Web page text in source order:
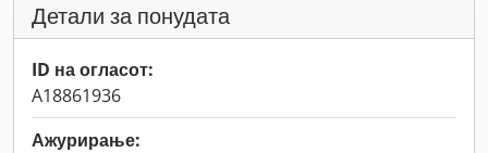
Детали за понудата
ID на огласот:
A18861936
Ажурирање: